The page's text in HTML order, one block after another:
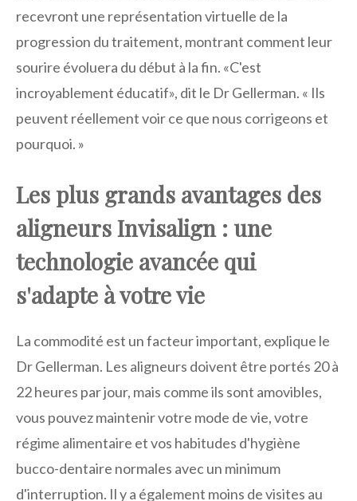
recevront une représentation virtuelle de la
progression du traitement, montrant comment leur
sourire évoluera du début à la fin. «C'est
incroyablement éducatif», dit le Dr Gellerman. « Ils
peuvent réellement voir ce que nous corrigeons et
pourquoi. »
Les plus grands avantages des
aligneurs Invisalign : une
technologie avancée qui
s'adapte à votre vie
La commodité est un facteur important, explique le
Dr Gellerman. Les aligneurs doivent être portés 20 à
22 heures par jour, mais comme ils sont amovibles,
vous pouvez maintenir votre mode de vie, votre
régime alimentaire et vos habitudes d'hygiène
bucco-dentaire normales avec un minimum
d'interruption. Il y a également moins de visites au